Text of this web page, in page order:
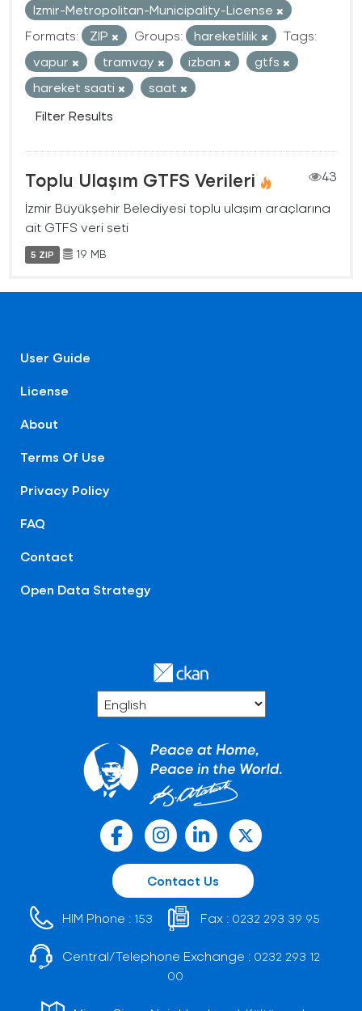
Izmir-Metropolitan-Municipality-License
Formats:
ZIP Groups: hareketlilik
Tags:
vapur
tramvay izban
gtfs
hareket saati
saat
Filter Results
Toplu Ulaşım GTFS Verileri
43
İzmir Büyükşehir Belediyesi toplu ulaşım araçlarına
ait GTFS veri seti
5 ZIP 19 MB
User Guide
License
About
Terms Of Use
Privacy Policy
FAQ
Contact
Open Data Strategy
Contact Us
HIM Phone : 153 Fax : 0232 293 39 95
Central/Telephone Exchange : 0232 293 12
00